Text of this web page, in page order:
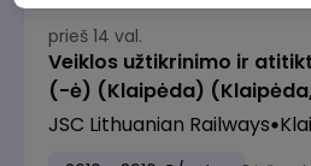
prieš 14 val.
Veiklos užtikrinimo ir
(-ė) (Klaipėda)
JSC Lithuanian Railways